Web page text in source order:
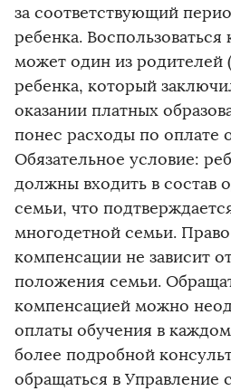
за соответствующий
ребенка.
может один из родителей
ребенка, который
оказании платных
понес расходы по оплате
Обязательное условие:
должны входить в состав
семьи, что
многодетной семьи.
компенсации не зависит
положения семьи.
компенсацией можно
оплаты обучения в
более подробной
обращаться в Управление